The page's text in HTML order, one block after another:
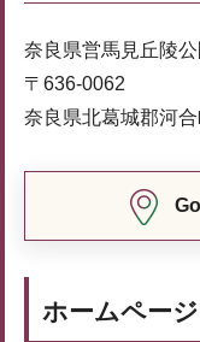
奈良県営馬見丘陵
〒636-0062
奈良県北葛城郡河
ホームページ